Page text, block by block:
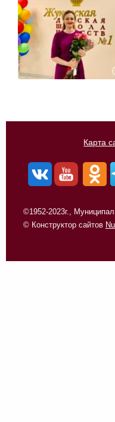
Карта
©1952-2023г.,
© Конструктор сайтов